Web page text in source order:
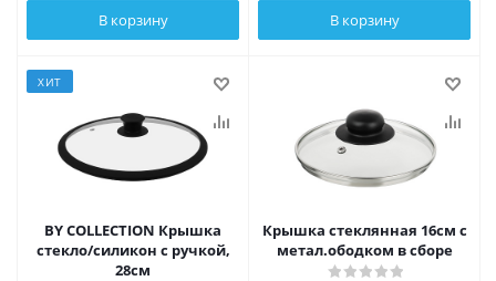
В корзину В корзину
ХИТ
BY COLLECTION Крышка
стекло/силикон с ручкой,
28см
Крышка стеклянная 16см с
метал.ободком в сборе